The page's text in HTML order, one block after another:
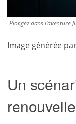
Plongez dans l’aventure
Image générée par
Un